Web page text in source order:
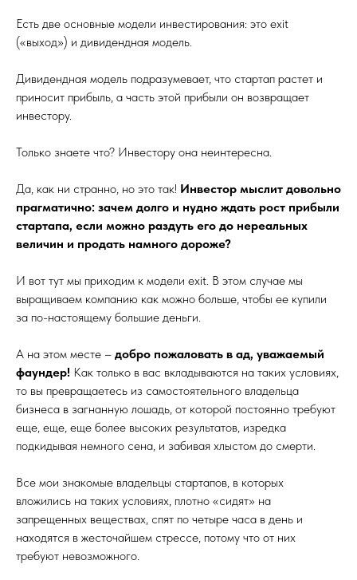
Есть две основные модели инвестирования: это exit
(«выход») и дивидендная модель.
Дивидендная модель подразумевает, что стартап растет и
приносит прибыль, а часть этой прибыли он возвращает
инвестору.
Только знаете что? Инвестору она неинтересна.
Да, как ни странно, но это так! Инвестор мыслит довольно
прагматично: зачем долго и нудно ждать рост прибыли
стартапа, если можно раздуть его до нереальных
величин и продать намного дороже?
И вот тут мы приходим к модели exit. В этом случае мы
выращиваем компанию как можно больше, чтобы ее купили
за по-настоящему большие деньги.
А на этом месте – добро пожаловать в ад, уважаемый
фаундер! Как только в вас вкладываются на таких условиях,
то вы превращаетесь из самостоятельного владельца
бизнеса в загнанную лошадь, от которой постоянно требуют
еще, еще, еще более высоких результатов, изредка
подкидывая немного сена, и забивая хлыстом до смерти.
Все мои знакомые владельцы стартапов, в которых
вложились на таких условиях, плотно «сидят» на
запрещенных веществах, спят по четыре часа в день и
находятся в жесточайшем стрессе, потому что от них
требуют невозможного.